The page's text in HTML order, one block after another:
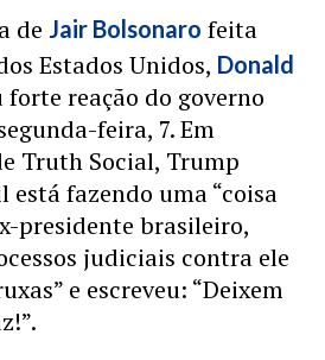
de Jair Bolsonaro feita
Estados Unidos, Donald
forte reação do governo
feira, 7. Em
Truth Social, Trump
está fazendo uma “coisa
presidente brasileiro,
judiciais contra ele
e escreveu: “Deixem